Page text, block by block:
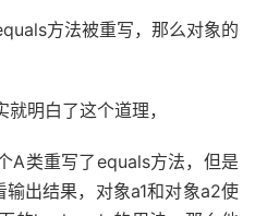
法被重写，那么对象的
了这个道理，
了equals方法，但是
出结果，对象a1和对象a2使